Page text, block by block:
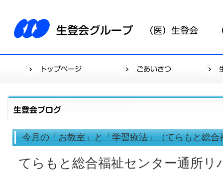
今月の「お教室」と「学習療法」（てらもと総合
てらもと総合福祉センター通所